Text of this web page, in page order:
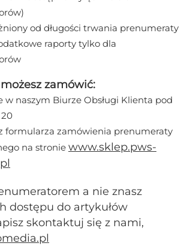
od długości trwania prenumeraty
raporty tylko dla
zamówić:
w naszym Biurze Obsługi Klienta pod
formularza zamówienia prenumeraty
na stronie www.sklep.pws-
a nie znasz
dostępu do artykułów
skontaktuj się z nami,